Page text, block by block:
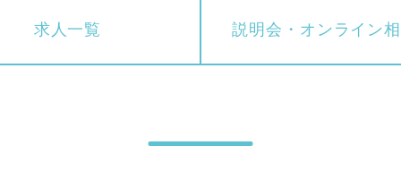
求人一覧 説明会・ オンライン